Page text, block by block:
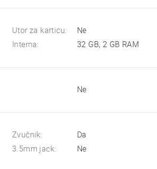
Utor za karticu:
Ne
Interna:
32 GB, 2 GB RAM
Ne
Zvučnik:
Da
3.5mm jack:
Ne